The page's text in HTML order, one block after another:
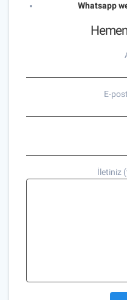
Whatsapp
E-
İletiniz